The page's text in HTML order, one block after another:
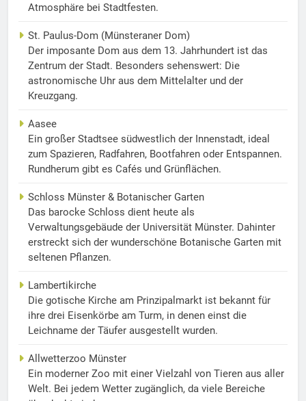
Atmosphäre bei Stadtfesten.
St. Paulus-Dom (Münsteraner Dom)
Der imposante Dom aus dem 13. Jahrhundert ist das
Zentrum der Stadt. Besonders sehenswert: Die
astronomische Uhr aus dem Mittelalter und der
Kreuzgang.
Aasee
Ein großer Stadtsee südwestlich der Innenstadt, ideal
zum Spazieren, Radfahren, Bootfahren oder Entspannen.
Rundherum gibt es Cafés und Grünflächen.
Schloss Münster & Botanischer Garten
Das barocke Schloss dient heute als
Verwaltungsgebäude der Universität Münster. Dahinter
erstreckt sich der wunderschöne Botanische Garten mit
seltenen Pflanzen.
Lambertikirche
Die gotische Kirche am Prinzipalmarkt ist bekannt für
ihre drei Eisenkörbe am Turm, in denen einst die
Leichname der Täufer ausgestellt wurden.
Allwetterzoo Münster
Ein moderner Zoo mit einer Vielzahl von Tieren aus aller
Welt. Bei jedem Wetter zugänglich, da viele Bereiche